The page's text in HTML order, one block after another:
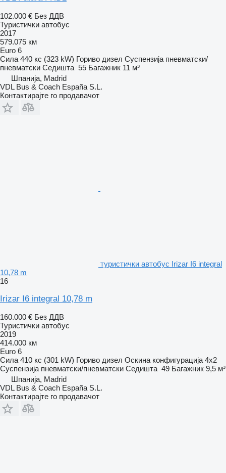
102.000 € Без ДДВ
Туристички автобус
2017
579.075 км
Euro 6
Сила 440 кс (323 kW) Гориво дизел Суспензија пневматски/
пневматски Седишта 55 Багажник 11 м³
Шпанија, Madrid
VDL Bus & Coach España S.L.
Контактирајте го продавачот
туристички автобус Irizar I6 integral
10,78 m
16
Irizar I6 integral 10,78 m
160.000 € Без ДДВ
Туристички автобус
2019
414.000 км
Euro 6
Сила 410 кс (301 kW) Гориво дизел Оскина конфигурација 4x2
Суспензија пневматски/пневматски Седишта 49 Багажник 9,5 м³
Шпанија, Madrid
VDL Bus & Coach España S.L.
Контактирајте го продавачот